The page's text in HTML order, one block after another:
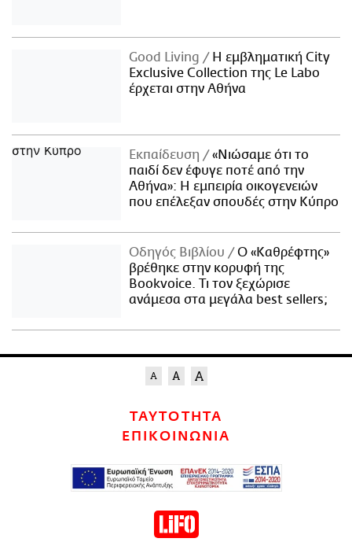
Good Living
Η εμβληματική City
Exclusive Collection της Le Labo
έρχεται στην Αθήνα
Εκπαίδευση
«Νιώσαμε ότι το
παιδί δεν έφυγε ποτέ από την
Αθήνα»: Η εμπειρία οικογενειών
που επέλεξαν σπουδές στην Κύπρο
Οδηγός Βιβλίου
Ο «Καθρέφτης»
βρέθηκε στην κορυφή της
Bookvoice. Τι τον ξεχώρισε
ανάμεσα στα μεγάλα best sellers;
ΤΑΥΤΟΤΗΤΑ
ΕΠΙΚΟΙΝΩΝΙΑ